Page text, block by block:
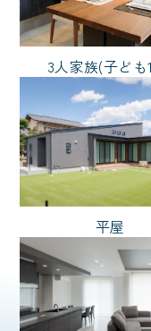
3人家族(子ども
平屋
ただいま動線
ニッチ
ノーブルタイ
バイク
スタイル
シンプル
ノーブルスタ
リゾート